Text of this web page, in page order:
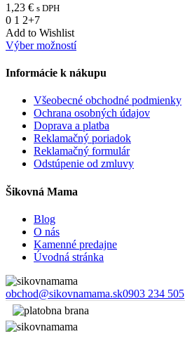
1,23 € s DPH
0 1 2+7
Add to Wishlist
Výber možností
Informácie k nákupu
Všeobecné obchodné podmienky
Ochrana osobných údajov
Doprava a platba
Reklamačný poriadok
Reklamačný formulár
Odstúpenie od zmluvy
Šikovná Mama
Blog
O nás
Kamenné predajne
Úvodná stránka
obchod@sikovnamama.sk0903 234 505